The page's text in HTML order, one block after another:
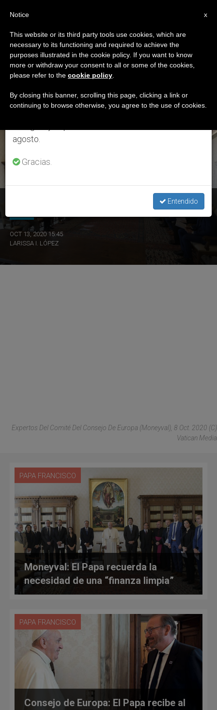
ETIQUETA
Posts Tagged ‘Consejo
De Europa’
ÚLTIMAS NOTICIAS
Vaticano: Concluye la visita de evaluación de Moneyval
OCT 13, 2020 15:45
LARISSA I. LÓPEZ
Expertos Del Comité Del Consejo De Europa (Moneyval), 8 Oct. 2020 (C)
Vatican Media
PAPA FRANCISCO
Moneyval: El Papa recuerda la
necesidad de una “finanza limpia”
PAPA FRANCISCO
Consejo de Europa: El Papa recibe al
×
Aviso importante
Del 27 de julio al 7 de agosto haremos la pausa
anual, aprovechando que en el periodo de verano
se generan menos informaciones y también el
agosto.
Gracias.
Entendido
x
Notice
This website or its third party tools use cookies, which are
necessary to its functioning and required to achieve the
purposes illustrated in the cookie policy. If you want to know
more or withdraw your consent to all or some of the cookies,
please refer to the cookie policy
By closing this banner, scrolling this page, clicking a link or
continuing to browse otherwise, you agree to the use of cookies.